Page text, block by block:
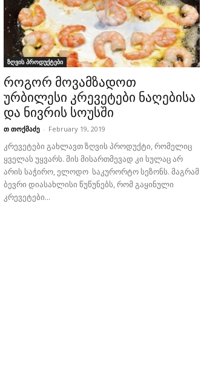
ზღვის პროდუქტები
როგორ მოვამზადოთ
ურბილესი კრევეტები ნაღებისა
და ნივრის სოუსში
თ თოქმაძე - February 19, 2019
კრევეტები გახლავთ ზღვის პროდუქტი, რომელიც
ყველას უყვარს. მის მისართმევად კი სულაც არ
არის საჭირო, ელოდო საკურორტო სეზონს. მაგრამ
ბევრი დიასახლისი წუწუნებს, რომ გაყინული
კრევეტები...